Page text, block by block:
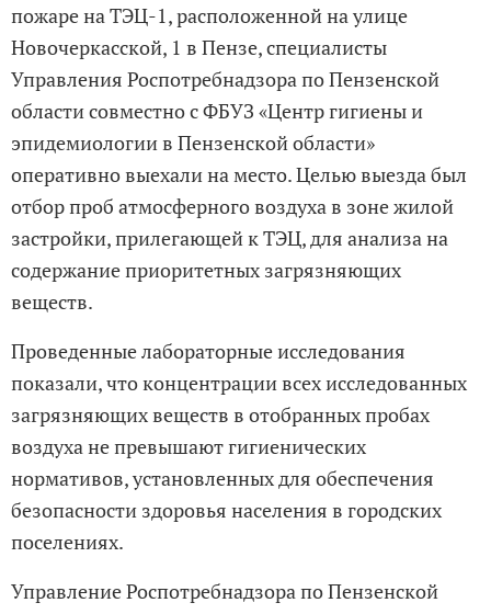
пожаре на ТЭЦ-1, расположенной на улице
Новочеркасской, 1 в Пензе, специалисты
Управления Роспотребнадзора по Пензенской
области совместно с ФБУЗ «Центр гигиены и
эпидемиологии в Пензенской области»
оперативно выехали на место. Целью выезда был
отбор проб атмосферного воздуха в зоне жилой
застройки, прилегающей к ТЭЦ, для анализа на
содержание приоритетных загрязняющих
веществ.
Проведенные лабораторные исследования
показали, что концентрации всех исследованных
загрязняющих веществ в отобранных пробах
воздуха не превышают гигиенических
нормативов, установленных для обеспечения
безопасности здоровья населения в городских
поселениях.
Управление Роспотребнадзора по Пензенской